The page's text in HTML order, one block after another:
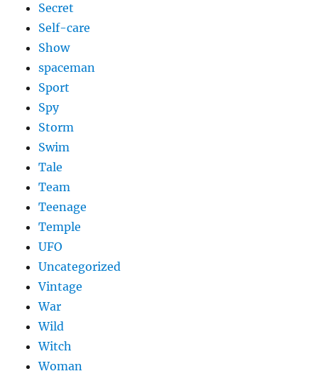
Secret
Self-care
Show
spaceman
Sport
Spy
Storm
Swim
Tale
Team
Teenage
Temple
UFO
Uncategorized
Vintage
War
Wild
Witch
Woman